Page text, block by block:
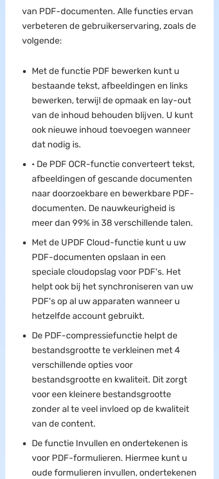
van PDF-documenten. Alle functies ervan
verbeteren de gebruikerservaring, zoals de
volgende:
Met de functie PDF bewerken kunt u
bestaande tekst, afbeeldingen en links
bewerken, terwijl de opmaak en lay-out
van de inhoud behouden blijven. U kunt
ook nieuwe inhoud toevoegen wanneer
dat nodig is.
· De PDF OCR-functie converteert tekst,
afbeeldingen of gescande documenten
naar doorzoekbare en bewerkbare PDF-
documenten. De nauwkeurigheid is
meer dan 99% in 38 verschillende talen.
Met de UPDF Cloud-functie kunt u uw
PDF-documenten opslaan in een
speciale cloudopslag voor PDF's. Het
helpt ook bij het synchroniseren van uw
PDF's op al uw apparaten wanneer u
hetzelfde account gebruikt.
De PDF-compressiefunctie helpt de
bestandsgrootte te verkleinen met 4
verschillende opties voor
bestandsgrootte en kwaliteit. Dit zorgt
voor een kleinere bestandsgrootte
zonder al te veel invloed op de kwaliteit
van de content.
De functie Invullen en ondertekenen is
voor PDF-formulieren. Hiermee kunt u
oude formulieren invullen, ondertekenen